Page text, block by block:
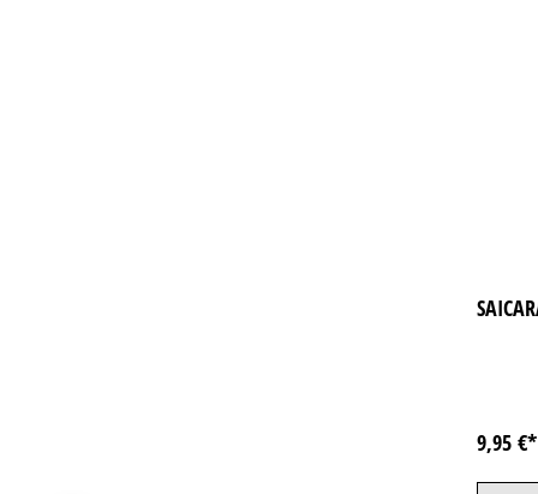
9,95 €*